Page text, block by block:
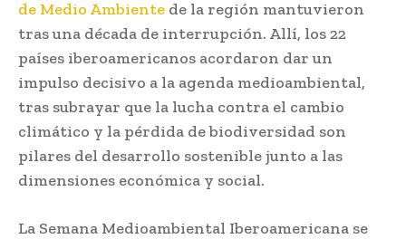
de Medio Ambiente de la región mantuvieron
tras una década de interrupción. Allí, los 22
países iberoamericanos acordaron dar un
impulso decisivo a la agenda medioambiental,
tras subrayar que la lucha contra el cambio
climático y la pérdida de biodiversidad son
pilares del desarrollo sostenible junto a las
dimensiones económica y social.
La Semana Medioambiental Iberoamericana se